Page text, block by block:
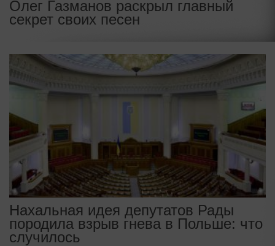
Олег Газманов раскрыл главный
секрет своих песен
Нахальная идея депутатов Рады
породила взрыв гнева в Польше: что
случилось